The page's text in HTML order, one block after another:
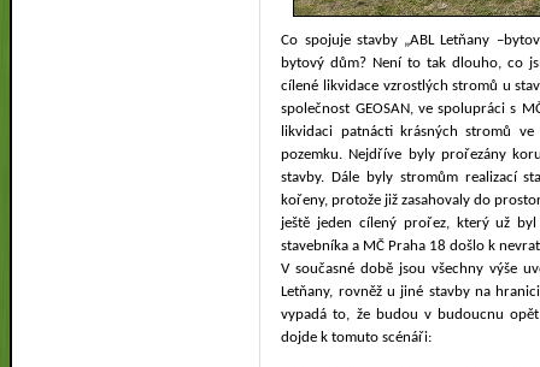
Co spojuje stavby „ABL Letňany
bytový dům? Není to tak dlouho, co
cílené likvidace vzrostlých stromů u
společnost GEOSAN, ve spolupráci s
likvidaci patnácti krásných stromů
pozemku. Nejdříve byly prořezány
stavby. Dále byly stromům realizací
kořeny, protože již zasahovaly do
ještě jeden cílený prořez, který už
stavebníka a MČ Praha 18 došlo k
V současné době jsou všechny výše
Letňany, rovněž u jiné stavby na
vypadá to, že budou v budoucnu
dojde k tomuto scénáři: